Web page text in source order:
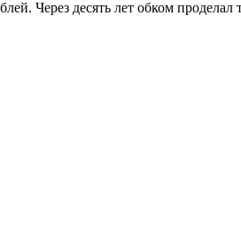
Через десять лет обком проделал